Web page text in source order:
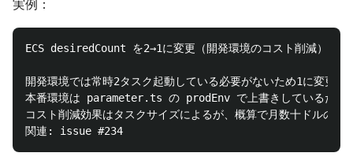
実例：
ECS desiredCount を2→1に変更（開発環境のコスト削減）
開発環境では常時2タスク起動している必要がないため1に変更。
本番環境は parameter.ts の prodEnv で上書きしているため
コスト削減効果はタスクサイズによるが、概算で月数十ドルの見